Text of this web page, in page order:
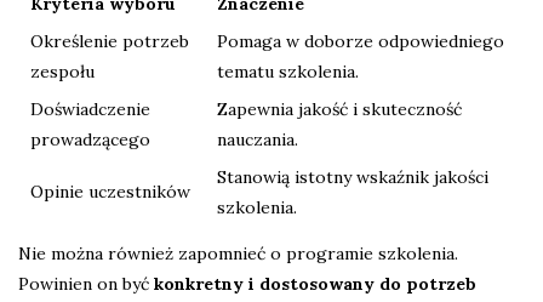
Określenie potrzeb
zespołu
Pomaga w doborze odpowiedniego
tematu szkolenia.
Doświadczenie
prowadzącego
Zapewnia jakość i skuteczność
nauczania.
Opinie uczestników
Stanowią istotny wskaźnik jakości
szkolenia.
Nie można również zapomnieć o programie szkolenia.
Powinien on być konkretny i dostosowany do potrzeb